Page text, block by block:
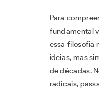
Para
fundamental
essa filosofia
ideias, mas
de décadas.
radicais,